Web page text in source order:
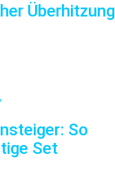
Überhitzung
So
Set